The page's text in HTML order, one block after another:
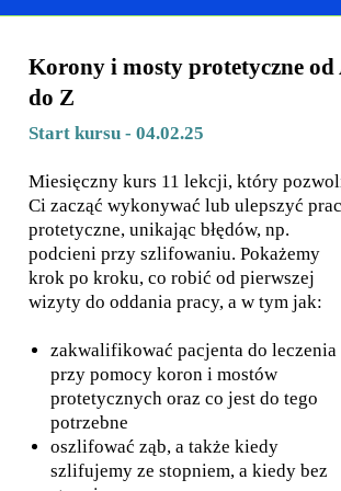
Korony i mosty protetyczne od
do Z
Start kursu - 04.02.25
Miesięczny kurs 11 lekcji, który
Ci zacząć wykonywać lub ulepszyć
protetyczne, unikając błędów, np.
podcieni przy szlifowaniu. Pokażemy
krok po kroku, co robić od pierwszej
wizyty do oddania pracy, a w tym jak:
zakwalifikować pacjenta do leczenia
przy pomocy koron i mostów
protetycznych oraz co jest do tego
potrzebne
oszlifować ząb, a także kiedy
szlifujemy ze stopniem, a kiedy bez